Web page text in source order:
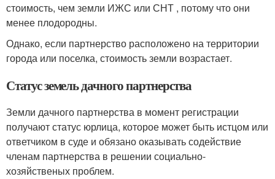
стоимость, чем земли ИЖС или СНТ , потому что они
менее плодородны.
Однако, если партнерство расположено на территории
города или поселка, стоимость земли возрастает.
Статус земель дачного партнерства
Земли дачного партнерства в момент регистрации
получают статус юрлица, которое может быть истцом или
ответчиком в суде и обязано оказывать содействие
членам партнерства в решении социально-
хозяйственых проблем.